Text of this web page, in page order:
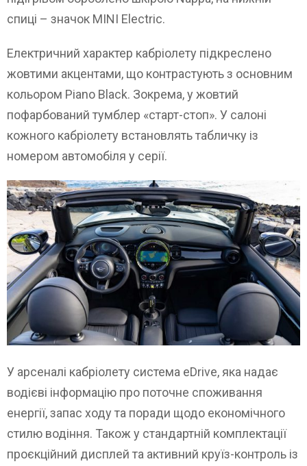
спиці – значок MINI Electric.
Електричний характер кабріолету підкреслено
жовтими акцентами, що контрастують з основним
кольором Piano Black. Зокрема, у жовтий
пофарбований тумблер «старт-стоп». У салоні
кожного кабріолету встановлять табличку із
номером автомобіля у серії.
У арсеналі кабріолету система eDrive, яка надає
водієві інформацію про поточне споживання
енергії, запас ходу та поради щодо економічного
стилю водіння. Також у стандартній комплектації
проєкційний дисплей та активний круїз-контроль із